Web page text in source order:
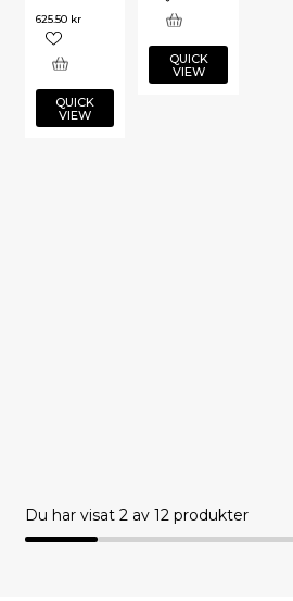
625.50 kr
QUICK
VIEW
QUICK
VIEW
Du har visat 2av 12 produkter